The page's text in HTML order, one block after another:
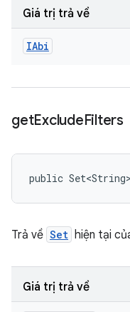
Giá trị trả về
IAbi
getExcludeFilters
public
Trả về Set hiện tại
Giá trị trả về